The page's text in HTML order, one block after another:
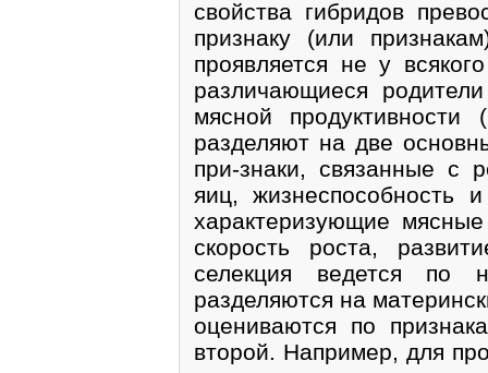
свойства гибридов
признаку (или
проявляется не у
различающиеся
мясной продуктивности
разделяют на две
при-знаки, связанные с
яиц,
характеризующие
скорость роста,
селекция ведется по
разделяются на
оцениваются по
второй. Например, для